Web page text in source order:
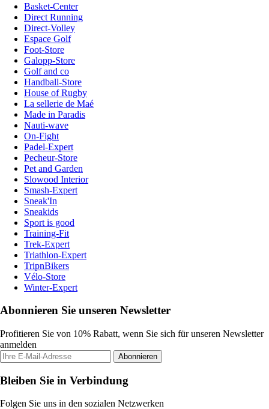
Basket-Center
Direct Running
Direct-Volley
Espace Golf
Foot-Store
Galopp-Store
Golf and co
Handball-Store
House of Rugby
La sellerie de Maé
Made in Paradis
Nauti-wave
On-Fight
Padel-Expert
Pecheur-Store
Pet and Garden
Slowood Interior
Smash-Expert
Sneak'In
Sneakids
Sport is good
Training-Fit
Trek-Expert
Triathlon-Expert
TripnBikers
Vélo-Store
Winter-Expert
Abonnieren Sie unseren Newsletter
Profitieren Sie von 10% Rabatt, wenn Sie sich für unseren Newsletter
anmelden
Abonnieren
Bleiben Sie in Verbindung
Folgen Sie uns in den sozialen Netzwerken